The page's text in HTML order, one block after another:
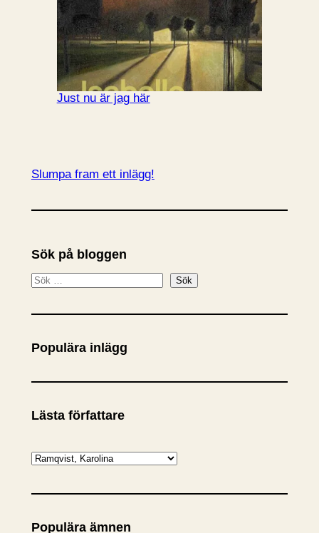
Just nu är jag här
Slumpa fram ett inlägg!
Sök på bloggen
S
k
Sök
Populära inlägg
Lästa författare
K
t
Populära ämnen